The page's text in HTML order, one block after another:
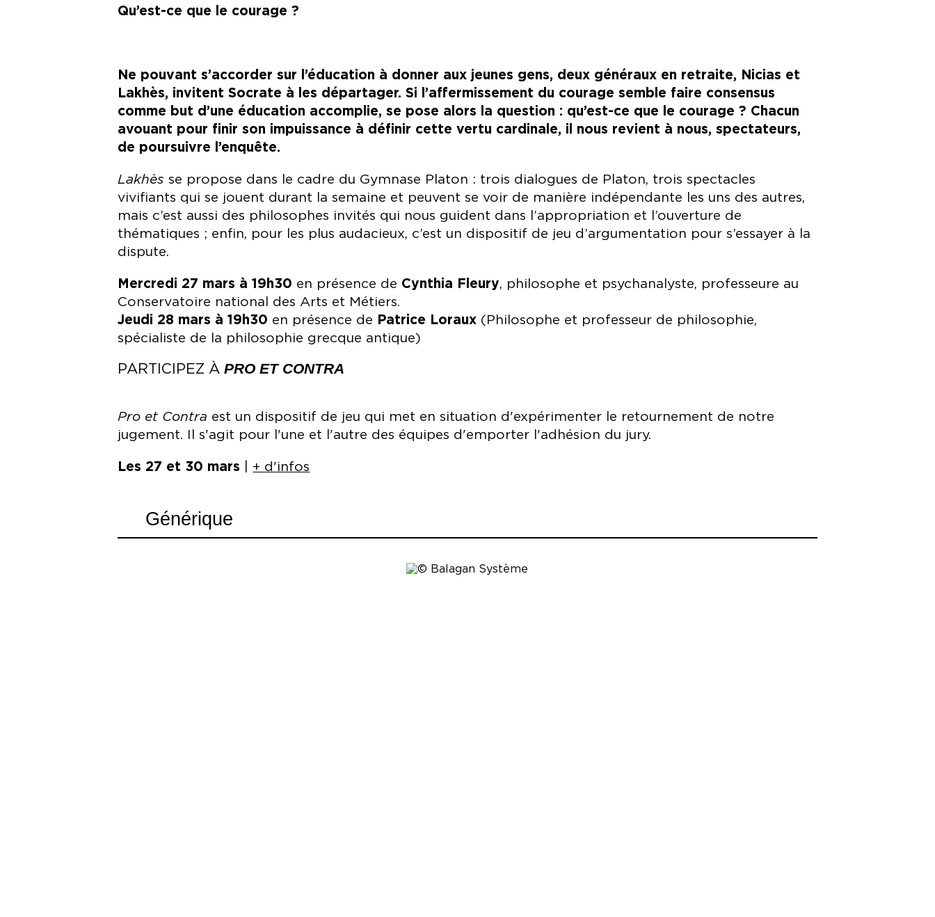
Qu’est-ce que le courage ?
Ne pouvant s’accorder sur l’éducation à donner aux jeunes gens, deux généraux en retraite, Nicias et
Lakhès, invitent Socrate à les départager. Si l’affermissement du courage semble faire consensus
comme but d’une éducation accomplie, se pose alors la question : qu’est-ce que le courage ? Chacun
avouant pour finir son impuissance à définir cette vertu cardinale, il nous revient à nous, spectateurs,
de poursuivre l’enquête.
Lakhèsse propose dans le cadre du Gymnase Platon : trois dialogues de Platon, trois spectacles
vivifiants qui se jouent durant la semaine et peuvent se voir de manière indépendante les uns des autres,
mais c’est aussi des philosophes invités qui nous guident dans l’appropriation et l’ouverture de
thématiques ; enfin, pour les plus audacieux, c’est un dispositif de jeu d’argumentation pour s’essayer à la
dispute.
Mercredi 27 mars à 19h30 en présence de Cynthia Fleury, philosophe et psychanalyste, professeure au
Conservatoire national des Arts et Métiers.
Jeudi 28 mars à 19h30 en présence de Patrice Loraux (Philosophe et professeur de philosophie,
spécialiste de la philosophie grecque antique)
PARTICIPEZ ÀPRO ET CONTRA
Pro et Contra est un dispositif de jeu qui met en situation d'expérimenter le retournement de notre
jugement. Il s'agit pour l'une et l'autre des équipes d'emporter l'adhésion du jury.
Les 27 et 30 mars + d'infos
Générique
Centre dramatique national.